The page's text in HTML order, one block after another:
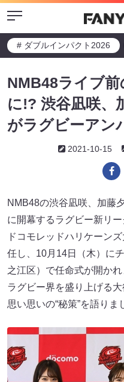
Menu
# ダブルインパクト2026
NMB48ライブ
に!? 渋谷凪咲、
がラグビーアン
2021-10-15
NMB48の渋谷凪咲、加藤
に開幕するラグビー新リ
ドコモレッドハリケーン
任し、10月14日（木）に
之江区）で任命式が開か
ラグビー界を盛り上げる
思い思いの“秘策”を語りま